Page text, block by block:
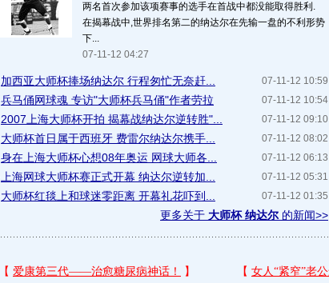
两名首次参加该项赛事的选手在首战中都没能取得胜利.
在揭幕战中,世界排名第二的纳达尔在先输一盘的不利形势
下...
07-11-12 04:27
07-11-12 10:59
加西亚大师杯捧场纳达尔 行程匆忙无奈赶...
07-11-12 10:54
兵马俑网球魂 专访"大师杯兵马俑"作者劳拉
07-11-12 09:10
2007上海大师杯开拍 揭幕战纳达尔逆转胜"...
07-11-12 08:02
大师杯首日属于西班牙 费雷尔纳达尔携手...
07-11-12 06:13
身在上海大师杯心想08年奥运 网球大师各...
07-11-12 05:31
上海网球大师杯赛正式开幕 纳达尔逆转加...
07-11-12 01:35
大师杯红毯上和球迷零距离 开幕礼花吓到...
更多关于 大师杯 纳达尔 的新闻>>